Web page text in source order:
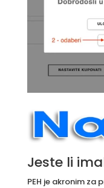
Jeste li
PEH je akronim